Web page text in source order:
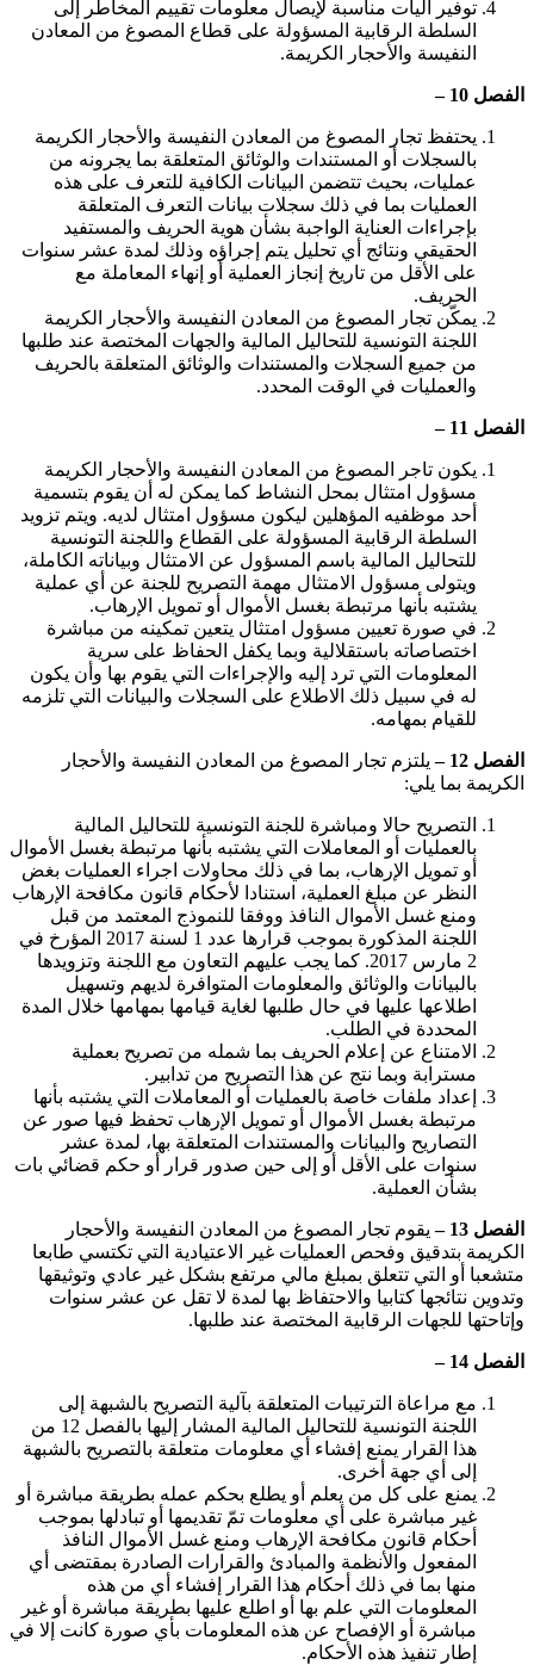
توفير آليات مناسبة لإيصال معلومات تقييم المخاطر إلى
السلطة الرقابية المسؤولة على قطاع المصوغ من المعادن
النفيسة والأحجار الكريمة.
الفصل 10 –
يحتفظ تجار المصوغ من المعادن النفيسة والأحجار الكريمة
بالسجلات أو المستندات والوثائق المتعلقة بما يجرونه من
عمليات، بحيث تتضمن البيانات الكافية للتعرف على هذه
العمليات بما في ذلك سجلات بيانات التعرف المتعلقة
بإجراءات العناية الواجبة بشأن هوية الحريف والمستفيد
الحقيقي ونتائج أي تحليل يتم إجراؤه وذلك لمدة عشر سنوات
على الأقل من تاريخ إنجاز العملية أو إنهاء المعاملة مع
الحريف.
يمكّن تجار المصوغ من المعادن النفيسة والأحجار الكريمة
اللجنة التونسية للتحاليل المالية والجهات المختصة عند طلبها
من جميع السجلات والمستندات والوثائق المتعلقة بالحريف
والعمليات في الوقت المحدد.
الفصل 11 –
يكون تاجر المصوغ من المعادن النفيسة والأحجار الكريمة
مسؤول امتثال بمحل النشاط كما يمكن له أن يقوم بتسمية
أحد موظفيه المؤهلين ليكون مسؤول امتثال لديه. ويتم تزويد
السلطة الرقابية المسؤولة على القطاع واللجنة التونسية
للتحاليل المالية باسم المسؤول عن الامتثال وبياناته الكاملة،
ويتولى مسؤول الامتثال مهمة التصريح للجنة عن أي عملية
يشتبه بأنها مرتبطة بغسل الأموال أو تمويل الإرهاب.
في صورة تعيين مسؤول امتثال يتعين تمكينه من مباشرة
اختصاصاته باستقلالية وبما يكفل الحفاظ على سرية
المعلومات التي ترد إليه والإجراءات التي يقوم بها وأن يكون
له في سبيل ذلك الاطلاع على السجلات والبيانات التي تلزمه
للقيام بمهامه.
الفصل 12 –
يلتزم تجار المصوغ من المعادن النفيسة والأحجار
الكريمة بما يلي:
التصريح حالا ومباشرة للجنة التونسية للتحاليل المالية
بالعمليات أو المعاملات التي يشتبه بأنها مرتبطة بغسل الأموال
أو تمويل الإرهاب، بما في ذلك محاولات اجراء العمليات بغض
النظر عن مبلغ العملية، استنادا لأحكام قانون مكافحة الإرهاب
ومنع غسل الأموال النافذ ووفقا للنموذج المعتمد من قبل
اللجنة المذكورة بموجب قرارها عدد 1 لسنة 2017 المؤرخ في
2 مارس 2017. كما يجب عليهم التعاون مع اللجنة وتزويدها
بالبيانات والوثائق والمعلومات المتوافرة لديهم وتسهيل
اطلاعها عليها في حال طلبها لغاية قيامها بمهامها خلال المدة
المحددة في الطلب.
الامتناع عن إعلام الحريف بما شمله من تصريح بعملية
مسترابة وبما نتج عن هذا التصريح من تدابير.
إعداد ملفات خاصة بالعمليات أو المعاملات التي يشتبه بأنها
مرتبطة بغسل الأموال أو تمويل الإرهاب تحفظ فيها صور عن
التصاريح والبيانات والمستندات المتعلقة بها، لمدة عشر
سنوات على الأقل أو إلى حين صدور قرار أو حكم قضائي بات
بشأن العملية.
الفصل 13 –
يقوم تجار المصوغ من المعادن النفيسة والأحجار
الكريمة بتدقيق وفحص العمليات غير الاعتيادية التي تكتسي طابعا
متشعبا أو التي تتعلق بمبلغ مالي مرتفع بشكل غير عادي وتوثيقها
وتدوين نتائجها كتابيا والاحتفاظ بها لمدة لا تقل عن عشر سنوات
وإتاحتها للجهات الرقابية المختصة عند طلبها.
الفصل 14 –
مع مراعاة الترتيبات المتعلقة بآلية التصريح بالشبهة إلى
اللجنة التونسية للتحاليل المالية المشار إليها بالفصل 12 من
هذا القرار يمنع إفشاء أي معلومات متعلقة بالتصريح بالشبهة
إلى أي جهة أخرى.
يمنع على كل من يعلم أو يطلع بحكم عمله بطريقة مباشرة أو
غير مباشرة على أي معلومات تمّ تقديمها أو تبادلها بموجب
أحكام قانون مكافحة الإرهاب ومنع غسل الأموال النافذ
المفعول والأنظمة والمبادئ والقرارات الصادرة بمقتضى أي
منها بما في ذلك أحكام هذا القرار إفشاء أي من هذه
المعلومات التي علم بها أو اطلع عليها بطريقة مباشرة أو غير
مباشرة أو الإفصاح عن هذه المعلومات بأي صورة كانت إلا في
إطار تنفيذ هذه الأحكام.